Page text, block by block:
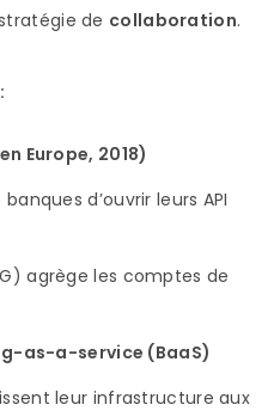
de collaboration.
Europe, 2018)
d’ouvrir leurs API
agrège les comptes de
as-a-service (BaaS)
leur infrastructure aux